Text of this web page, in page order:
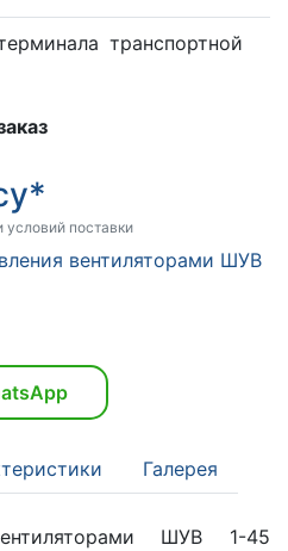
транспортной
условий поставки
вентиляторами ШУВ
Галерея
ШУВ 1-45